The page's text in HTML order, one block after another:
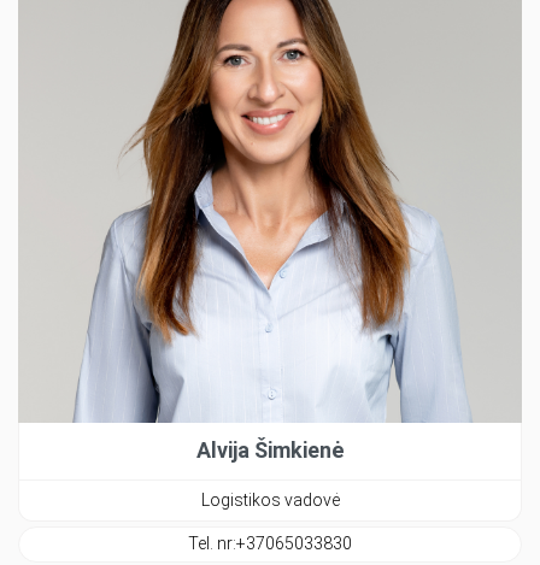
Alvija Šimkienė
Logistikos vadovė
Tel. nr:+37065033830